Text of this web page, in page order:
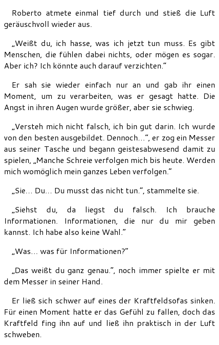
Roberto atmete einmal tief durch und stieß die Luft
geräuschvoll wieder aus.
„Weißt du, ich hasse, was ich jetzt tun muss. Es gibt
Menschen, die fühlen dabei nichts, oder mögen es sogar.
Aber ich? Ich könnte auch darauf verzichten.“
Er sah sie wieder einfach nur an und gab ihr einen
Moment, um zu verarbeiten, was er gesagt hatte. Die
Angst in ihren Augen wurde größer, aber sie schwieg.
„Versteh mich nicht falsch, ich bin gut darin. Ich wurde
von den besten ausgebildet. Dennoch…“, er zog ein Messer
aus seiner Tasche und begann geistesabwesend damit zu
spielen, „Manche Schreie verfolgen mich bis heute. Werden
mich womöglich mein ganzes Leben verfolgen.“
„Sie… Du… Du musst das nicht tun.“, stammelte sie.
„Siehst du, da liegst du falsch. Ich brauche
Informationen. Informationen, die nur du mir geben
kannst. Ich habe also keine Wahl.“
„Was… was für Informationen?“
„Das weißt du ganz genau.“, noch immer spielte er mit
dem Messer in seiner Hand.
Er ließ sich schwer auf eines der Kraftfeldsofas sinken.
Für einen Moment hatte er das Gefühl zu fallen, doch das
Kraftfeld fing ihn auf und ließ ihn praktisch in der Luft
schweben.